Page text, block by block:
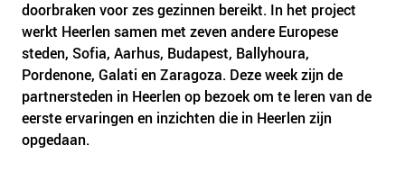
VACATURES
IN DE MEDIA
OVER NCFG
NIEUWS
BLOGS
doorbraken voor zes gezinnen bereikt. In het project
werkt Heerlen samen met zeven andere Europese
steden, Sofia, Aarhus, Budapest, Ballyhoura,
Pordenone, Galati en Zaragoza. Deze week zijn de
partnersteden in Heerlen op bezoek om te leren van de
eerste ervaringen en inzichten die in Heerlen zijn
opgedaan.